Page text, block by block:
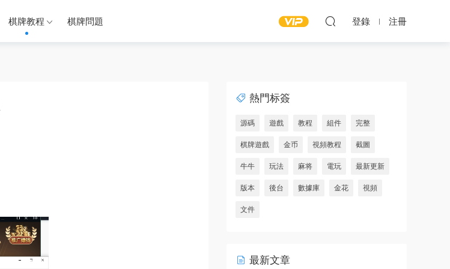
棋牌教程 棋牌問題 登錄 注冊
熱門标簽
源碼 遊戲 教程 組件 完整
棋牌遊戲 金币 視頻教程 截圖
牛牛 玩法 麻将 電玩 最新更新
版本 後台 數據庫 金花 視頻
文件
最新文章